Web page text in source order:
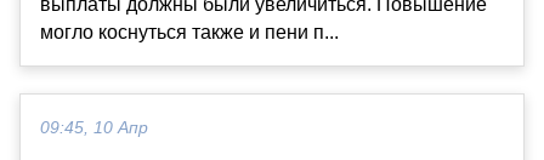
могло коснуться также и пени п...
09:45, 10 Апр